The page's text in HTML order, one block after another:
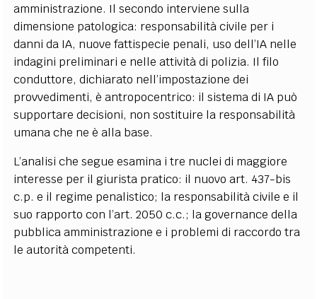
amministrazione. Il secondo interviene sulla
dimensione patologica: responsabilità civile per i
danni da IA, nuove fattispecie penali, uso dell’IA nelle
indagini preliminari e nelle attività di polizia. Il filo
conduttore, dichiarato nell’impostazione dei
provvedimenti, è antropocentrico: il sistema di IA può
supportare decisioni, non sostituire la responsabilità
umana che ne è alla base.
L’analisi che segue esamina i tre nuclei di maggiore
interesse per il giurista pratico: il nuovo art. 437-bis
c.p. e il regime penalistico; la responsabilità civile e il
suo rapporto con l’art. 2050 c.c.; la governance della
pubblica amministrazione e i problemi di raccordo tra
le autorità competenti.